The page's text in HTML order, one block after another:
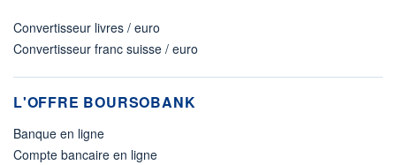
Convertisseur livres / euro
Convertisseur franc suisse / euro
L'OFFRE BOURSOBANK
Banque en ligne
Compte bancaire en ligne